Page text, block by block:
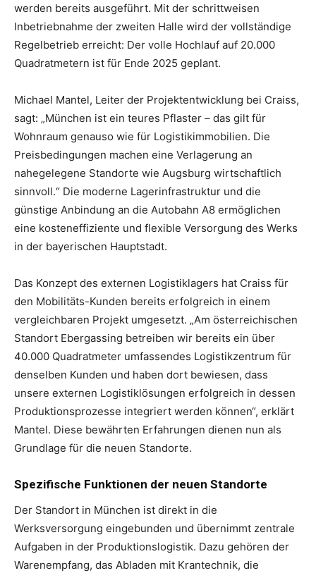
werden bereits ausgeführt. Mit der schrittweisen
Inbetriebnahme der zweiten Halle wird der vollständige
Regelbetrieb erreicht: Der volle Hochlauf auf 20.000
Quadratmetern ist für Ende 2025 geplant.
Michael Mantel, Leiter der Projektentwicklung bei Craiss,
sagt: „München ist ein teures Pflaster – das gilt für
Wohnraum genauso wie für Logistikimmobilien. Die
Preisbedingungen machen eine Verlagerung an
nahegelegene Standorte wie Augsburg wirtschaftlich
sinnvoll.“ Die moderne Lagerinfrastruktur und die
günstige Anbindung an die Autobahn A8 ermöglichen
eine kosteneffiziente und flexible Versorgung des Werks
in der bayerischen Hauptstadt.
Das Konzept des externen Logistiklagers hat Craiss für
den Mobilitäts-Kunden bereits erfolgreich in einem
vergleichbaren Projekt umgesetzt. „Am österreichischen
Standort Ebergassing betreiben wir bereits ein über
40.000 Quadratmeter umfassendes Logistikzentrum für
denselben Kunden und haben dort bewiesen, dass
unsere externen Logistiklösungen erfolgreich in dessen
Produktionsprozesse integriert werden können“, erklärt
Mantel. Diese bewährten Erfahrungen dienen nun als
Grundlage für die neuen Standorte.
Spezifische Funktionen der neuen Standorte
Der Standort in München ist direkt in die
Werksversorgung eingebunden und übernimmt zentrale
Aufgaben in der Produktionslogistik. Dazu gehören der
Warenempfang, das Abladen mit Krantechnik, die